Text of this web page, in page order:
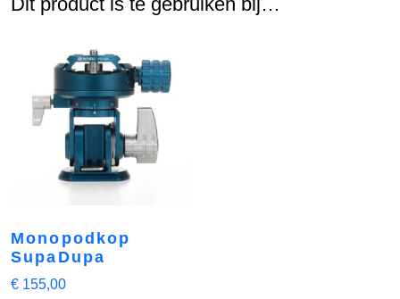
Monopodkop
SupaDupa
€ 155,00